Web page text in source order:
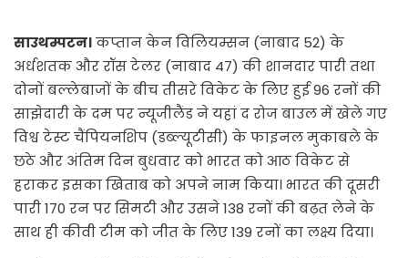
साउथम्पटन।कप्तान केन विलियम्सन (नाबाद 52) के
अर्धशतक और रॉस टेलर (नाबाद 47) की शानदार पारी तथा
दोनों बल्लेबाजों के बीच तीसरे विकेट के लिए हुई 96 रनों की
साझेदारी के दम पर न्यूजीलैंड ने यहां द रोज बाउल में खेले गए
विश्व टेस्ट चैंपियनशिप (डब्ल्यूटीसी) के फाइनल मुकाबले के
छठे और अंतिम दिन बुधवार को भारत को आठ विकेट से
हराकर इसका खिताब को अपने नाम किया। भारत की दूसरी
पारी 170 रन पर सिमटी और उसने 138 रनों की बढ़त लेने के
साथ ही कीवी टीम को जीत के लिए 139 रनों का लक्ष्य दिया।